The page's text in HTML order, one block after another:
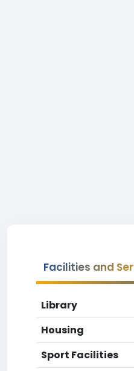
Facilities and
Library
Housing
Sport Facilities